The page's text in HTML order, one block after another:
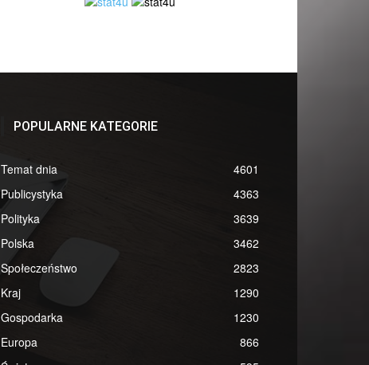
POPULARNE KATEGORIE
Temat dnia
4601
Publicystyka
4363
Polityka
3639
Polska
3462
Społeczeństwo
2823
Kraj
1290
Gospodarka
1230
Europa
866